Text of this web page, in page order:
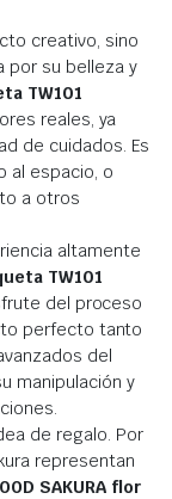
creativo, sino
por su belleza y
TW101
reales, ya
de cuidados. Es
al espacio, o
a otros
altamente
TW101
del proceso
perfecto tanto
del
manipulación y
de regalo. Por
representan
SAKURA flor